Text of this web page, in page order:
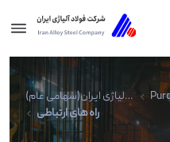
آلیاژی ایران(سهامی
عام)
شرکت فولاد آلیاژی ایران(سهامی عام)
راه های ارتباطی